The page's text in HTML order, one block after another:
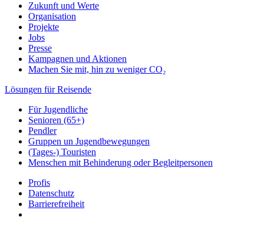
Zukunft und Werte
Organisation
Projekte
Jobs
Presse
Kampagnen und Aktionen
Machen Sie mit, hin zu weniger CO₂
Lösungen für Reisende
Für Jugendliche
Senioren (65+)
Pendler
Gruppen un Jugendbewegungen
(Tages-) Touristen
Menschen mit Behinderung oder Begleitpersonen
Profis
Datenschutz
Barrierefreiheit